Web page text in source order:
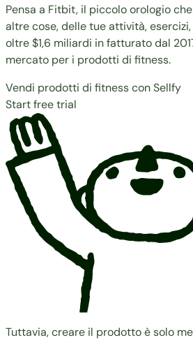
Pensa a Fitbit, il piccolo orologio
altre cose, delle tue attività,
oltre$1,6 miliardi in fatturatodal
mercato per i prodotti di fitness.
Vendi prodotti di fitness con Sellfy
Start free trial
Tuttavia, creare il prodotto è solo